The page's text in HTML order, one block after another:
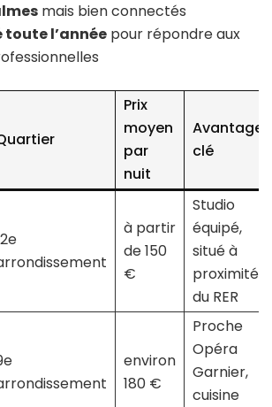
mais bien connectés
l’année pour répondre aux
Prix
moyen
par
nuit
Avantage
clé
à partir
de 150
€
Studio
équipé,
situé à
proximité
du RER
environ
180 €
Proche
Opéra
Garnier,
cuisine